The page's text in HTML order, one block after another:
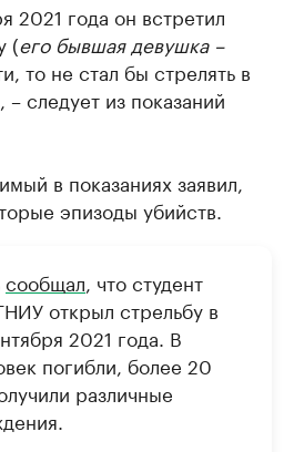
2021 года он встретил
(его бывшая девушка –
то не стал бы стрелять в
следует из показаний
в показаниях заявил,
эпизоды убийств.
сообщал, что студент
открыл стрельбу в
2021 года. В
погибли, более 20
различные